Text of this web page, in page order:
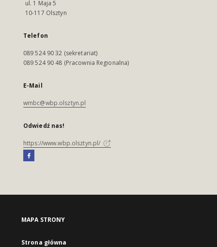
ul. 1 Maja 5
10-117 Olsztyn
Telefon
089 524 90 32 (sekretariat)
089 524 90 48 (Pracownia Regionalna)
E-Mail
wmbc@wbp.olsztyn.pl
Odwiedź nas!
https://www.wbp.olsztyn.pl/
MAPA STRONY
Strona główna